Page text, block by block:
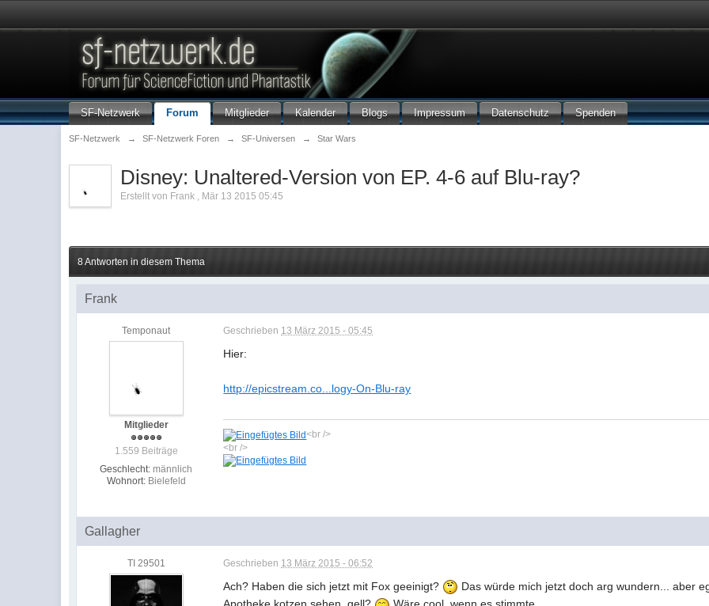
SF-Netzwerk Forum Mitglieder Kalender Blogs Impressum Datenschutz Spenden
SF-Netzwerk → SF-Netzwerk Foren → SF-Universen → Star Wars
Disney: Unaltered-Version von EP. 4-6 auf Blu-ray?
Erstellt von Frank , Mär 13 2015 05:45
8 Antworten in diesem Thema
Frank
Temponaut
Mitglieder
1.559 Beiträge
Geschlecht: männlich
Wohnort: Bielefeld
Geschrieben 13 März 2015 - 05:45
Hier:
http://epicstream.co...logy-On-Blu-ray
<br />
<br />
Gallagher
TI 29501 Geschrieben 13 März 2015 - 06:52
Ach? Haben die sich jetzt mit Fox geeinigt?
Das würde mich jetzt doch arg wundern... aber